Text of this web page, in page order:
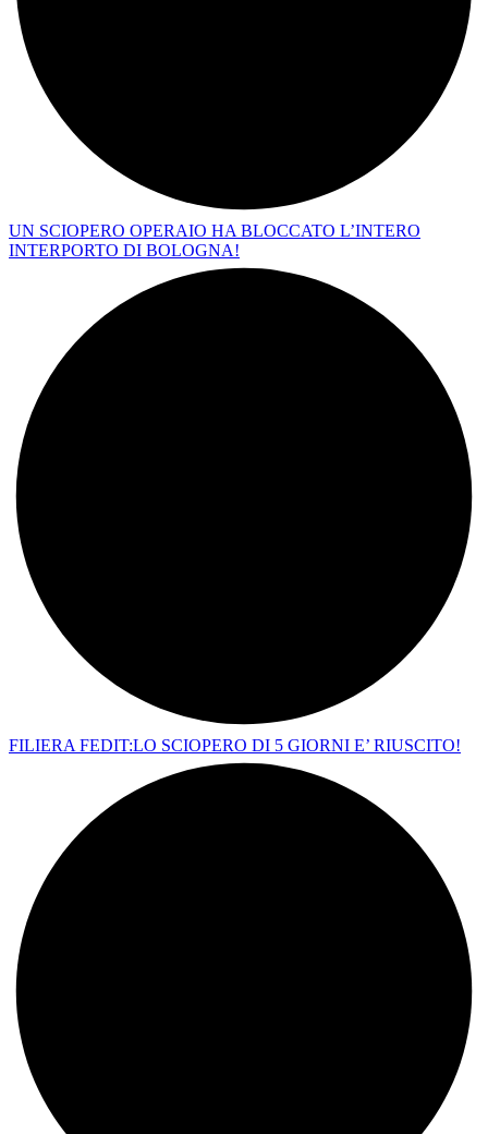
UN SCIOPERO OPERAIO HA BLOCCATO L’INTERO
INTERPORTO DI BOLOGNA!
FILIERA FEDIT:LO SCIOPERO DI 5 GIORNI E’ RIUSCITO!